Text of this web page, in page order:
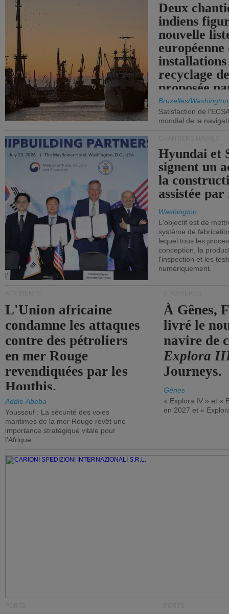
Deux
indiens
nouvelle
européenne
installations
recyclage
proposée
Bruxelles/Washington
Satisfaction de
mondial de la
Hyundai et
signent un
la
assistée
Washington
L'objectif est de
système de
lequel tous les
conception, la
l'inspection et les
numériquement.
L'Union africaine
condamne les attaques
contre des pétroliers
en mer Rouge
revendiquées par les
Houthis.
Addis-Abeba
Youssouf : La sécurité des voies
maritimes de la mer Rouge revêt une
importance stratégique vitale pour
l'Afrique.
À Gênes,
livré le
navire de
Explora
Journeys.
Gênes
« Explora IV » et «
en 2027 et «